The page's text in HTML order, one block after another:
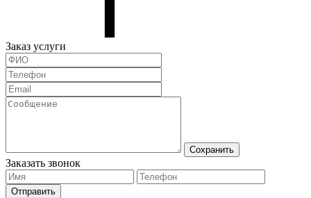
Заказ услуги
Сохранить
Заказать звонок
Отправить